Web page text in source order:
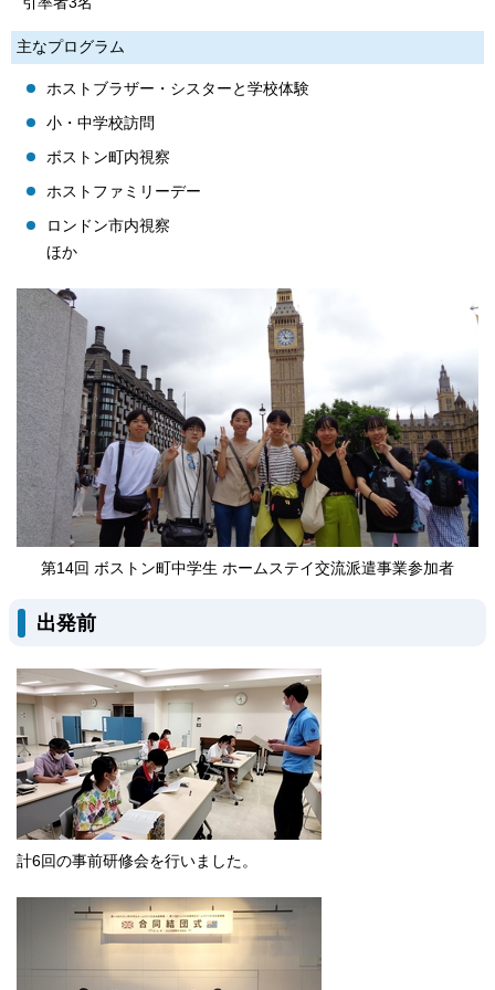
主なプログラム
ホストブラザー・シスターと学校体験
小・中学校訪問
ボストン町内視察
ホストファミリーデー
ロンドン市内視察
ほか
第14回 ボストン町中学生 ホームステイ交流派遣事業参加者
出発前
計6回の事前研修会を行いました。